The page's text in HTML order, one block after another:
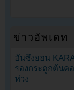
ข่าวอัพเดท
ฮันซึงยอน
รองกระดูกต้นค
ห่วง